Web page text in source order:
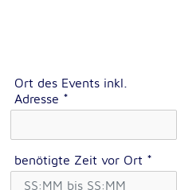
Ort des Events inkl.
Adresse *
benötigte Zeit vor Ort *
zur Website-Nutzung